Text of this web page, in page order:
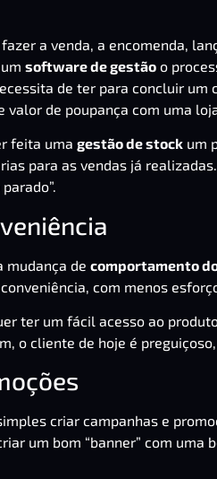
a venda, a encomenda,
software de gestão o
de ter para concluir um
valor de poupança com uma
feita uma gestão de stock um
para as vendas já
mudança de comportamento
com menos
ter um fácil acesso ao
o cliente de hoje é
criar campanhas e
um bom “banner” com uma